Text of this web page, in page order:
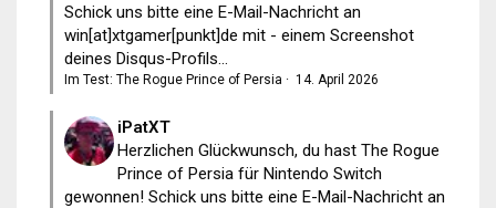
Schick uns bitte eine E-Mail-Nachricht an
win[at]xtgamer[punkt]de mit - einem Screenshot
deines Disqus-Profils...
Im Test: The Rogue Prince of Persia · 14. April 2026
iPatXT
Herzlichen Glückwunsch, du hast The Rogue
Prince of Persia für Nintendo Switch
gewonnen! Schick uns bitte eine E-Mail-Nachricht an